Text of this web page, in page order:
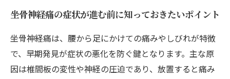
坐骨神経痛の症状が進む前に知っておきたいポイント
坐骨神経痛は、腰から足にかけての痛みやしびれが特徴
で、早期発見が症状の悪化を防ぐ鍵となります。主な原
因は椎間板の変性や神経の圧迫であり、放置すると痛み